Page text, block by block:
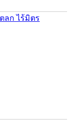
ลก ไร้มิตร